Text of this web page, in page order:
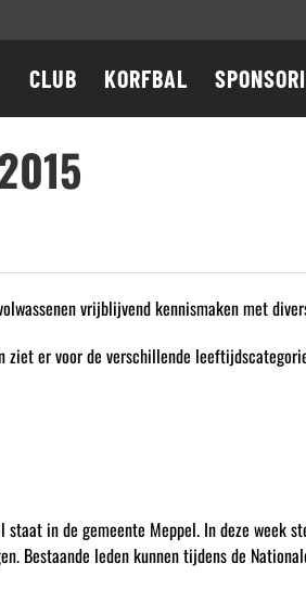
CLUB KORFBAL
vrijblijvend kennismaken met
ziet er voor de verschillende
in de gemeente Meppel. In deze
Bestaande leden kunnen tijdens de